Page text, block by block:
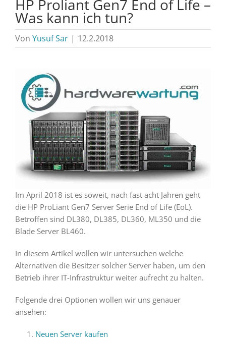
HP Proliant Gen7 End of Life –
Was kann ich tun?
Von Yusuf Sar | 12.2.2018
Im April 2018 ist es soweit, nach fast acht Jahren geht
die HP ProLiant Gen7 Server Serie End of Life (EoL).
Betroffen sind DL380, DL385, DL360, ML350 und die
Blade Server BL460.
In diesem Artikel wollen wir untersuchen welche
Alternativen die Besitzer solcher Server haben, um den
Betrieb ihrer IT-Infrastruktur weiter aufrecht zu halten.
Folgende drei Optionen wollen wir uns genauer
ansehen:
Neuen Server kaufen